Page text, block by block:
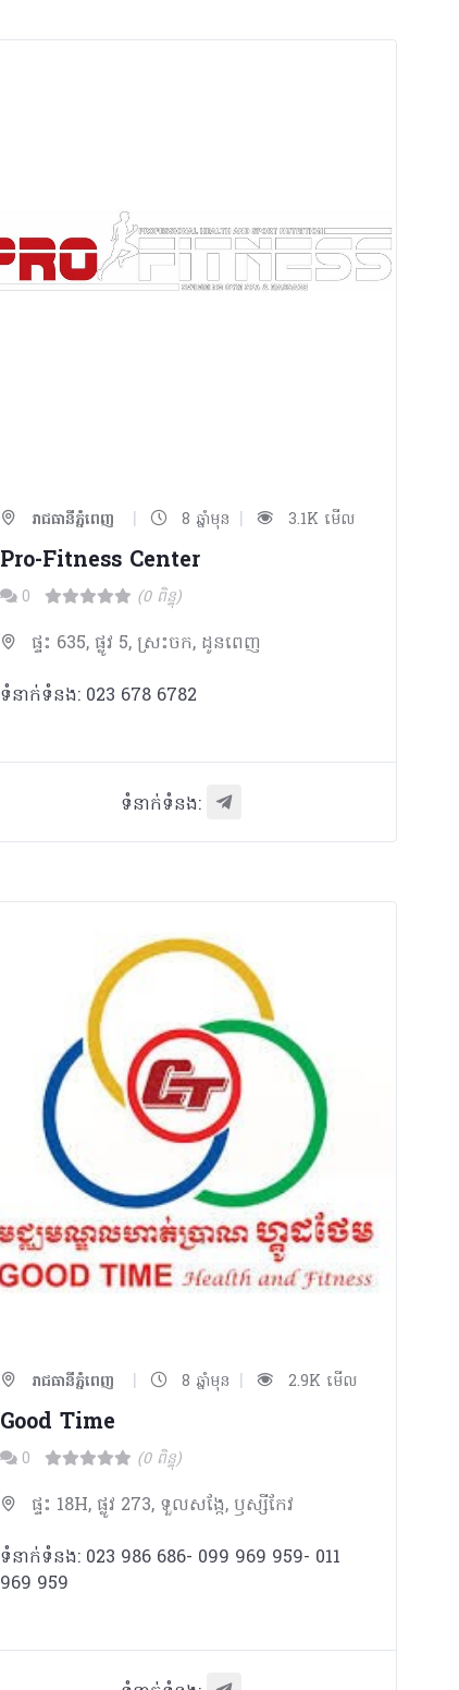
រាជធានីភ្នំពេញ | 8 ឆ្នាំមុន | 3.1K មើល
Pro-Fitness Center
0 (0 ពិន្ទុ)
ផ្ទះ 635, ផ្លូវ 5, ស្រះចក, ដូនពេញ
ទំនាក់ទំនង: 023 678 6782
ទំនាក់ទំនង:
រាជធានីភ្នំពេញ | 8 ឆ្នាំមុន | 2.9K មើល
Good Time
0 (0 ពិន្ទុ)
ផ្ទះ 18H, ផ្លូវ 273, ទួលសង្កែ, ឫស្សីកែវ
ទំនាក់ទំនង: 023 986 686- 099 969 959- 011
969 959